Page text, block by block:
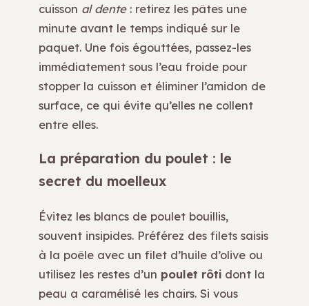
cuisson al dente: retirez les pâtes une
minute avant le temps indiqué sur le
paquet. Une fois égouttées, passez-les
immédiatement sous l’eau froide pour
stopper la cuisson et éliminer l’amidon de
surface, ce qui évite qu’elles ne collent
entre elles.
La préparation du poulet : le
secret du moelleux
Évitez les blancs de poulet bouillis,
souvent insipides. Préférez des filets saisis
à la poêle avec un filet d’huile d’olive ou
utilisez les restes d’un poulet rôti dont la
peau a caramélisé les chairs. Si vous